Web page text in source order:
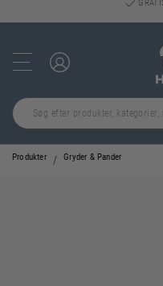
Produkter Gryder & Pander